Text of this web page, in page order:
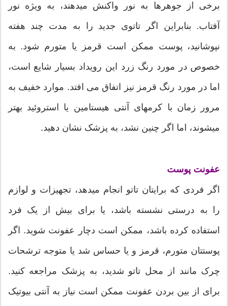
برخی از جوهرها به نور واکنش میدهند، به ویژه نور
آفتاب. بنابراین اگر تاتوی جدید را به مدت چند هفته
نپوشانید، پوست ممکن است قرمز یا متورم شود. به
خصوص در مورد رنگ زرد این رویداد بسیار شایع است،
اما در مورد رنگ قرمز نیز اتفاق می افتد. موارد خفیف به
مرور زمان با کرمهای آنتی هیستامین یا استروئید بهتر
میشوند، اما اگر چنین نشد، به پزشک نشان دهید.
عفونت پوست
اگر فردی که برایتان تاتو انجام میدهد، تجهیزات و لوازم
را به درستی نشسته باشد، یا برای بیش از یک فرد
استفاده کرده باشد، ممکن است دچار عفونت شوید. اگر
پوستتان متورم، قرمز و یا حساس شد یا متوجه ترشحات
چرک مانند از محل تاتو شدید، به پزشک مراجعه کنید.
برای از بین بردن عفونت ممکن است نیاز به آنتی بیوتیک